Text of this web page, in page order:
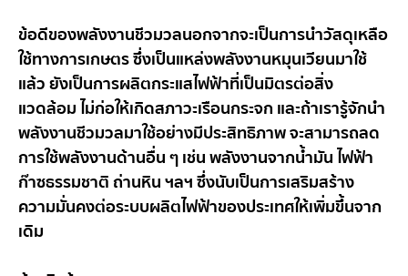
ข้อดีของพลังงานชีวมวลนอกจากจะเป็นการนำวัสดุเหลือ
ใช้ทางการเกษตร ซึ่งเป็นแหล่งพลังงานหมุนเวียนมาใช้
แล้ว ยังเป็นการผลิตกระแสไฟฟ้าที่เป็นมิตรต่อสิ่ง
แวดล้อม ไม่ก่อให้เกิดสภาวะเรือนกระจก และถ้าเรารู้จักนำ
พลังงานชีวมวลมาใช้อย่างมีประสิทธิภาพ จะสามารถลด
การใช้พลังงานด้านอื่น ๆ เช่น พลังงานจากน้ำมัน ไฟฟ้า
ก๊าซธรรมชาติ ถ่านหิน ฯลฯ ซึ่งนับเป็นการเสริมสร้าง
ความมั่นคงต่อระบบผลิตไฟฟ้าของประเทศให้เพิ่มขึ้นจาก
เดิม